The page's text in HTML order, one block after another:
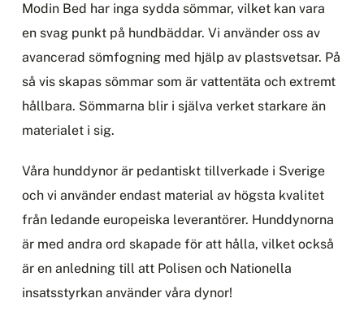
Modin Bed har inga sydda sömmar, vilket kan vara
en svag punkt på hundbäddar. Vi använder oss av
avancerad sömfogning med hjälp av plastsvetsar. På
så vis skapas sömmar som är vattentäta och extremt
hållbara. Sömmarna blir i själva verket starkare än
materialet i sig.
Våra hunddynor är pedantiskt tillverkade i Sverige
och vi använder endast material av högsta kvalitet
från ledande europeiska leverantörer. Hunddynorna
är med andra ord skapade för att hålla, vilket också
är en anledning till att Polisen och Nationella
insatsstyrkan använder våra dynor!